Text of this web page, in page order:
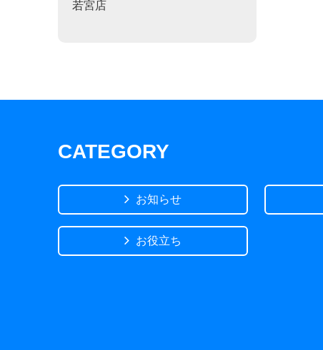
若宮店
CATEGORY
お知らせ
お役立ち